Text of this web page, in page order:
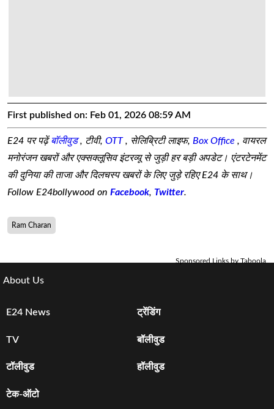
First published on: Feb 01, 2026 08:59 AM
E24 पर पढ़ेंबॉलीवुड, टीवी, OTT, सेलिब्रिटी लाइफ, Box Office , वायरल
मनोरंजन खबरों और एक्सक्लूसिव इंटरव्यू से जुड़ी हर बड़ी अपडेट। एंटरटेनमेंट
की दुनिया की ताजा और दिलचस्प खबरों के लिए जुड़े रहिए E24 के साथ।
Follow E24bollywood on Facebook, Twitter.
Ram Charan
Sponsored Links by Taboola
About Us
E24 News ट्रेंडिंग
TV बॉलीवुड
टॉलीवुड हॉलीवुड
टेक-ऑटो